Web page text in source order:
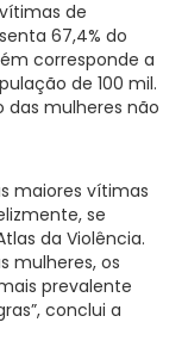
de
67,4% do
corresponde a
de 100 mil.
das mulheres não
maiores vítimas
se
da Violência.
mulheres, os
prevalente
conclui a